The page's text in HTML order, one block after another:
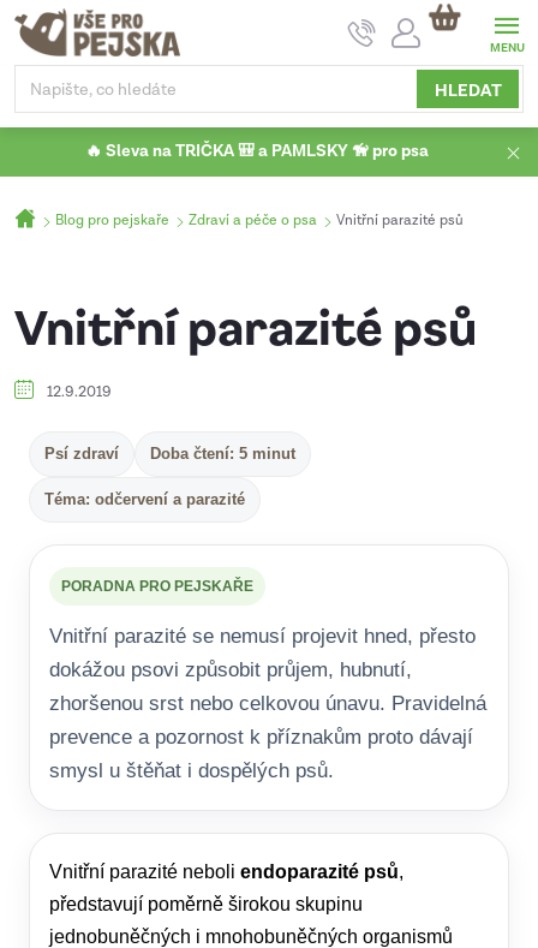
Přejít
obsah
HLEDAT
NÁKUPNÍ
KOŠÍK
🔥 Sleva na TRIČKA 🎒 a PAMLSKY 🦮 pro psa
Domů
Blog pro pejskaře Zdraví a péče o psa Vnitřní parazité psů
Vnitřní parazité psů
12.9.2019
Psí zdraví Doba čtení: 5 minut
Téma: odčervení a parazité
PORADNA PRO PEJSKAŘE
Vnitřní parazité se nemusí projevit hned, přesto
dokážou psovi způsobit průjem, hubnutí,
zhoršenou srst nebo celkovou únavu. Pravidelná
prevence a pozornost k příznakům proto dávají
smysl u štěňat i dospělých psů.
Vnitřní parazité neboli endoparazité psů,
představují poměrně širokou skupinu
jednobuněčných i mnohobuněčných organismů